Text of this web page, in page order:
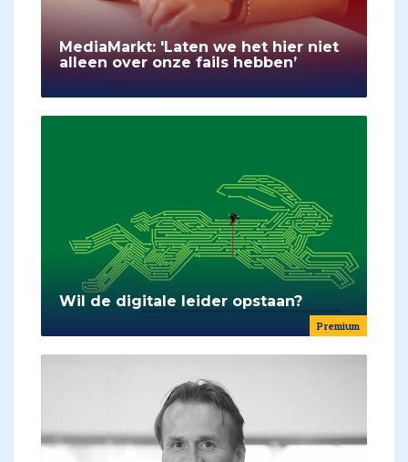
MediaMarkt: 'Laten we het hier niet
alleen over onze fails hebben’
Premium
Wil de digitale leider opstaan?